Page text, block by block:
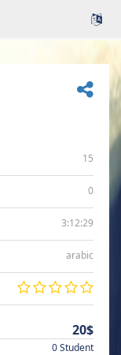
15
0
3:12:29
arabic
20$
0 Student